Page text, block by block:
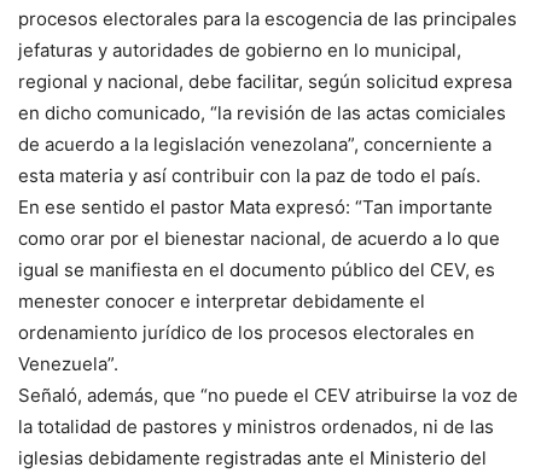
procesos electorales para la escogencia de las principales
jefaturas y autoridades de gobierno en lo municipal,
regional y nacional, debe facilitar, según solicitud expresa
en dicho comunicado, “la revisión de las actas comiciales
de acuerdo a la legislación venezolana”, concerniente a
esta materia y así contribuir con la paz de todo el país.
En ese sentido el pastor Mata expresó: “Tan importante
como orar por el bienestar nacional, de acuerdo a lo que
igual se manifiesta en el documento público del CEV, es
menester conocer e interpretar debidamente el
ordenamiento jurídico de los procesos electorales en
Venezuela”.
Señaló, además, que “no puede el CEV atribuirse la voz de
la totalidad de pastores y ministros ordenados, ni de las
iglesias debidamente registradas ante el Ministerio del